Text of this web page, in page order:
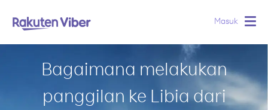
Masuk
Bagaimana melakukan
panggilan ke Libia dari